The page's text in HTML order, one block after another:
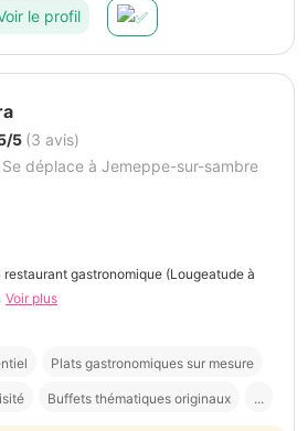
le profil
5 (3 avis)
Se déplace à Jemeppe-sur-sambre
gastronomique (Lougeatude à
Voir plus
Plats gastronomiques sur mesure
Buffets thématiques originaux ...